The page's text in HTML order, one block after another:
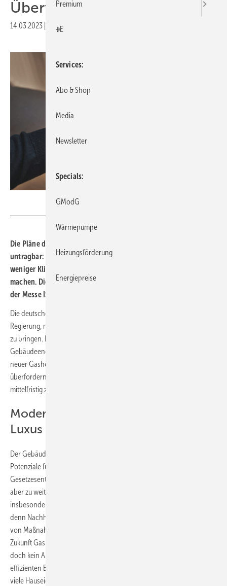
Überforderung
14.03.2023 Druckvorschau
Die Pläne der Bundesregierung sind für Mio. von Haushalten
untragbar: Der Entwurf der GEG-Novelle bedeutet mittelfristig
weniger Klimaschutz und wird Modernisierungen zum Luxus
machen. Dies teilte der Branchenverband Zukunft Gas anlässlich
der Messe ISH in Frankfurt mit.
Die deutsche Gaswirtschaft begrüßt die Anstrengungen der
Regierung, mehr Bewegung in die Energiewende im Gebäudebereich
zu bringen. Der aktuell diskutierte Entwurf für die Novelle des
Gebäudeenergiegesetzes und damit verbundene strikte Verbote
neuer Gasheizungen werden aber Kunden und Eigentümer
überfordern und zu tiefgreifenden sozialen Verwerfungen und damit
mittelfristig zu weniger Klimaschutz führen.
Modernisierung darf nicht zum
Luxus werden
Der Gebäude- und Heizungsbestand in Deutschland bietet große
Potenziale für CO
Gesetzesentwürfe gehen nach Ansicht der deutschen Gaswirtschaft
aber zu weit. „Bei der Debatte um das Gebäude-Energie-Gesetz findet
insbesondere die soziale Dimension zu wenig Beachtung. Ein Fehler,
denn Nachhaltigkeit umfasst auch die gesellschaftliche Tragbarkeit
von Maßnahmen.“ sagt Timm Kehler, Vorstand des Branchenverbands
Zukunft Gas. Die elektrische Wärmepumpe sei unumstritten wichtig,
doch kein Allheilmittel. Denn Anschaffungskosten und die für deren
effizienten Betrieb erforderlichen Sanierungsmaßnahmen dürften
viele Hauseigentümer überfordern.
Premium
+E
Services
Abo & Shop
Media
Newsletter
Specials
GModG
Wärmepumpe
Heizungsförderung
Energiepreise